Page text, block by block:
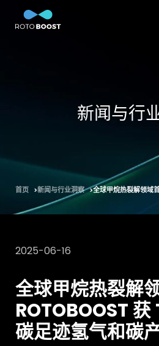
产品
常见问题
关于我们
加入我们
新闻与行
首页 新闻与行业洞察 全球甲烷热裂解领域
2025-06-16
全球甲烷热裂解
ROTOBOOST
碳足迹氢气和碳